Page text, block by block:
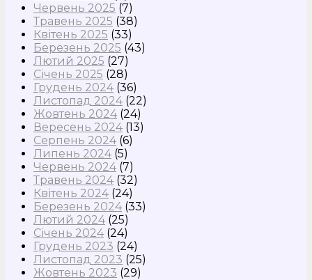
Червень 2025 (7)
Травень 2025 (38)
Квітень 2025 (33)
Березень 2025 (43)
Лютий 2025 (27)
Січень 2025 (28)
Грудень 2024(36)
Листопад 2024(22)
Жовтень 2024(24)
Вересень 2024(13)
Серпень 2024(6)
Липень 2024(5)
Червень 2024(7)
Травень 2024(32)
Квітень 2024(24)
Березень 2024(33)
Лютий 2024(25)
Січень 2024(24)
Грудень 2023 (24)
Листопад 2023 (25)
Жовтень 2023 (29)